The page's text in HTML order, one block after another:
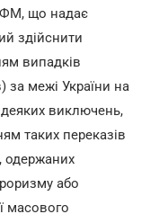
що надає
здійснити
випадків
за межі України на
виключень,
таких переказів
одержаних
або
масового